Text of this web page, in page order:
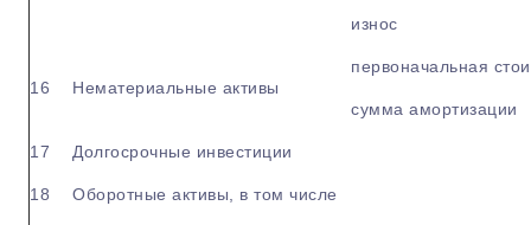
износ
16 Нематериальные активы
первоначальная
сумма амортизации
17 Долгосрочные инвестиции
18 Оборотные активы, в том числе